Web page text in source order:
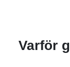
Varför